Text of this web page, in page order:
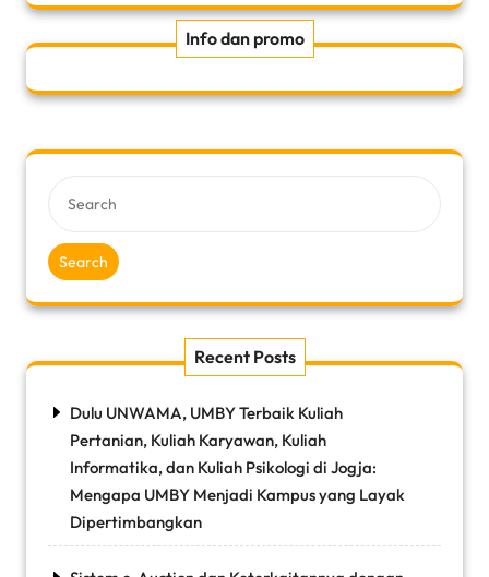
Info dan promo
Search
Recent Posts
Dulu UNWAMA, UMBY Terbaik Kuliah
Pertanian, Kuliah Karyawan, Kuliah
Informatika, dan Kuliah Psikologi di Jogja:
Mengapa UMBY Menjadi Kampus yang Layak
Dipertimbangkan